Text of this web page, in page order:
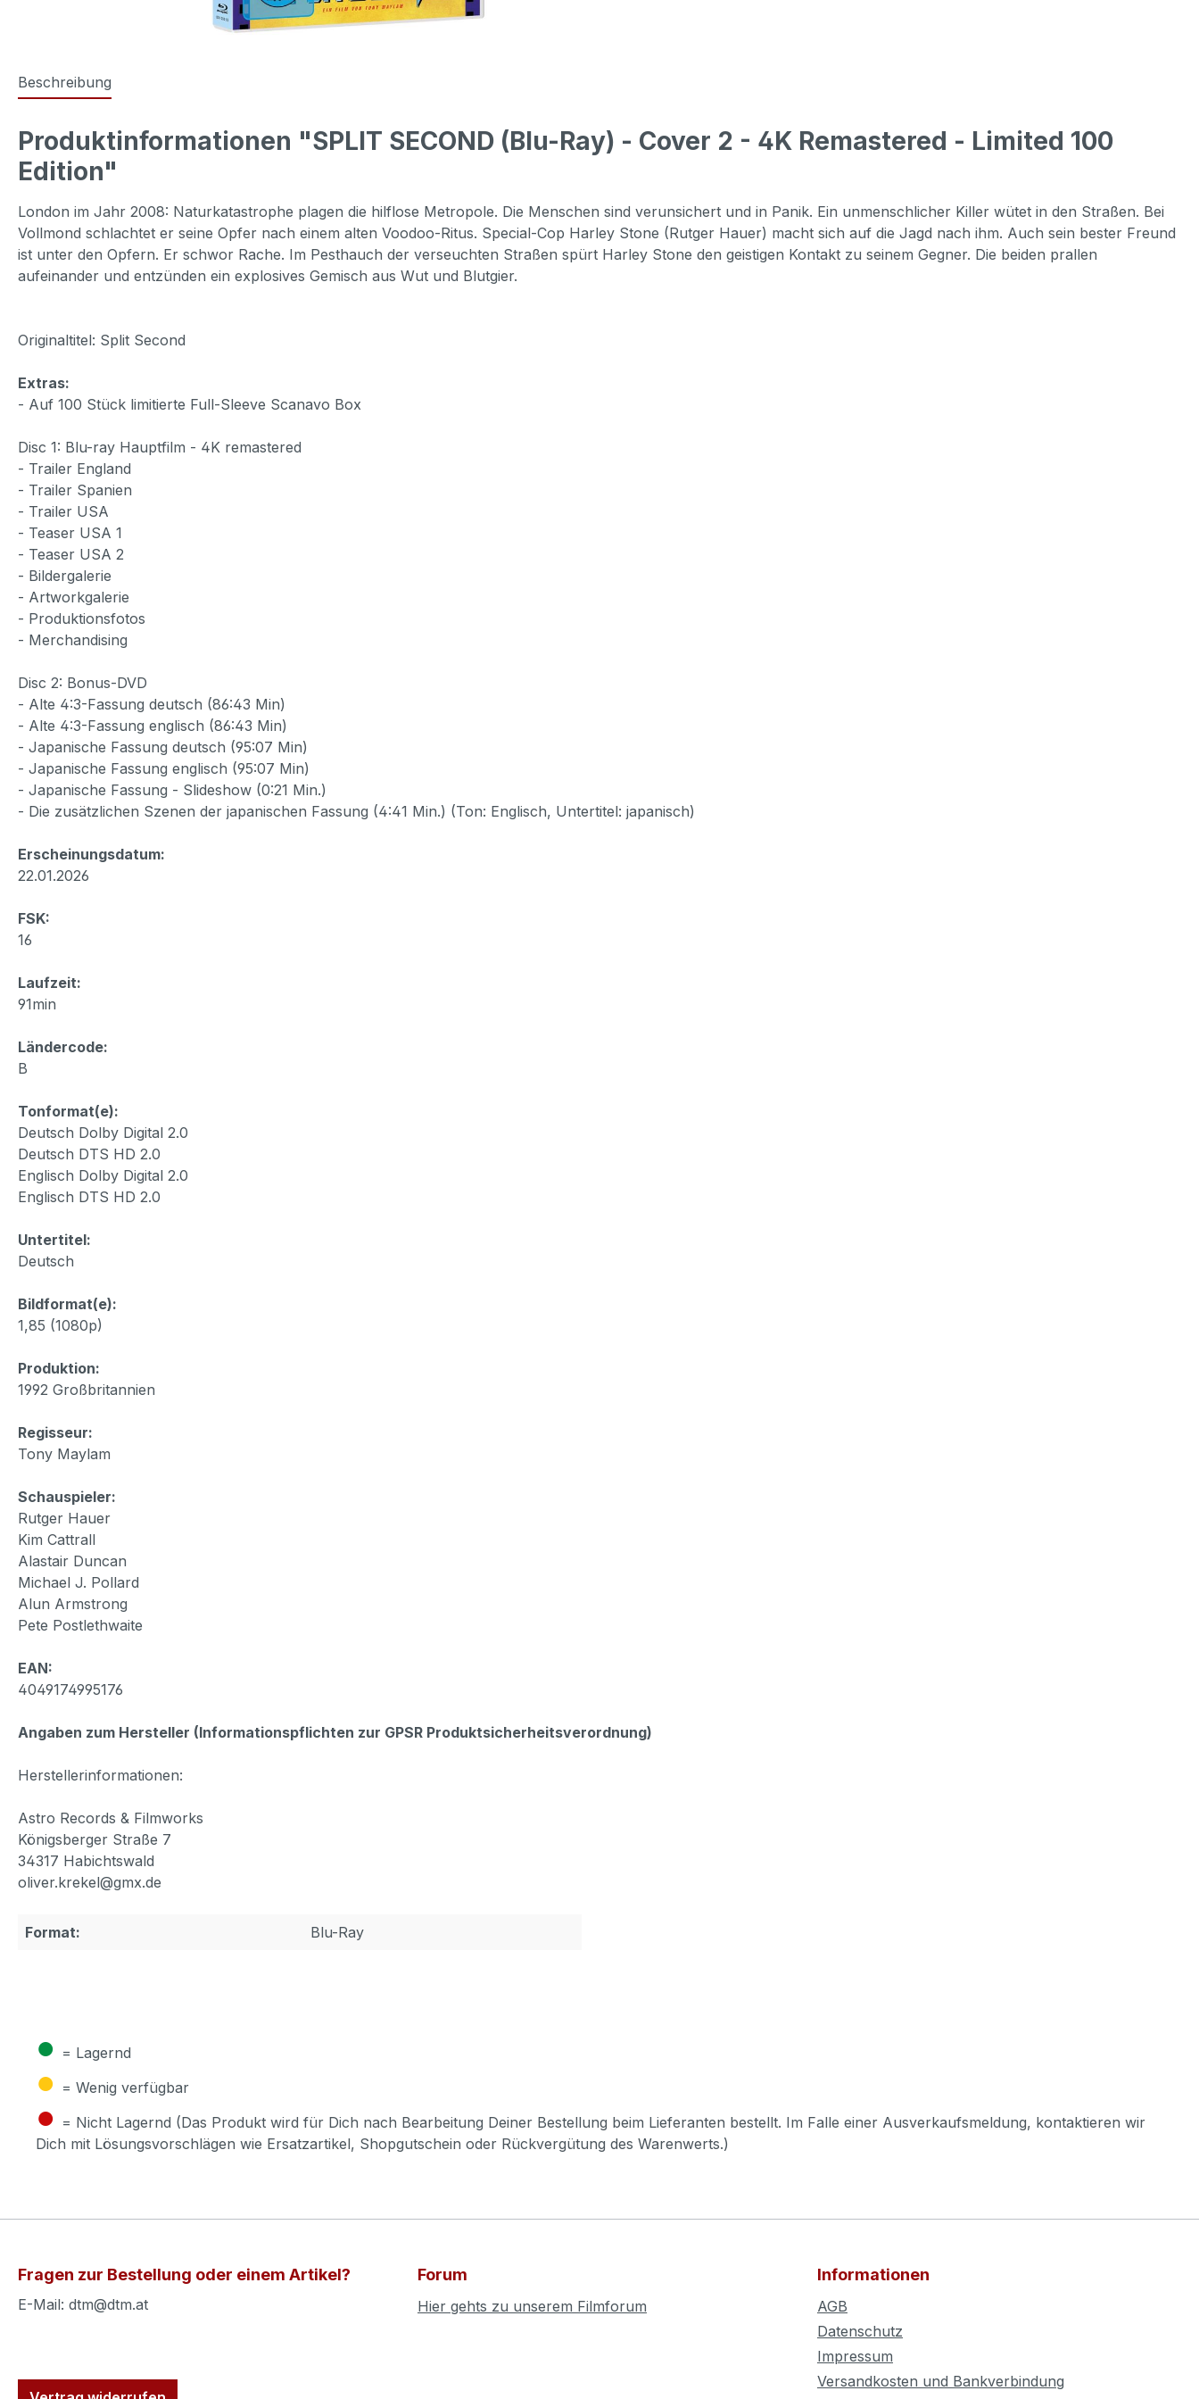
Beschreibung
Produktinformationen "SPLIT SECOND (Blu-Ray) - Cover 2 - 4K Remastered - Limited 100
Edition"
London im Jahr 2008: Naturkatastrophe plagen die hilflose Metropole. Die Menschen sind verunsichert und in Panik. Ein unmenschlicher Killer wütet in den Straßen. Bei
Vollmond schlachtet er seine Opfer nach einem alten Voodoo-Ritus. Special-Cop Harley Stone (Rutger Hauer) macht sich auf die Jagd nach ihm. Auch sein bester Freund
ist unter den Opfern. Er schwor Rache. Im Pesthauch der verseuchten Straßen spürt Harley Stone den geistigen Kontakt zu seinem Gegner. Die beiden prallen
aufeinander und entzünden ein explosives Gemisch aus Wut und Blutgier.
Originaltitel: Split Second
Extras:
- Auf 100 Stück limitierte Full-Sleeve Scanavo Box
Disc 1: Blu-ray Hauptfilm - 4K remastered
- Trailer England
- Trailer Spanien
- Trailer USA
- Teaser USA 1
- Teaser USA 2
- Bildergalerie
- Artworkgalerie
- Produktionsfotos
- Merchandising
Disc 2: Bonus-DVD
- Alte 4:3-Fassung deutsch (86:43 Min)
- Alte 4:3-Fassung englisch (86:43 Min)
- Japanische Fassung deutsch (95:07 Min)
- Japanische Fassung englisch (95:07 Min)
- Japanische Fassung - Slideshow (0:21 Min.)
- Die zusätzlichen Szenen der japanischen Fassung (4:41 Min.) (Ton: Englisch, Untertitel: japanisch)
Erscheinungsdatum:
22.01.2026
FSK:
16
Laufzeit:
91min
Ländercode:
B
Tonformat(e):
Deutsch Dolby Digital 2.0
Deutsch DTS HD 2.0
Englisch Dolby Digital 2.0
Englisch DTS HD 2.0
Untertitel:
Deutsch
Bildformat(e):
1,85 (1080p)
Produktion:
1992 Großbritannien
Regisseur:
Tony Maylam
Schauspieler:
Rutger Hauer
Kim Cattrall
Alastair Duncan
Michael J. Pollard
Alun Armstrong
Pete Postlethwaite
EAN:
4049174995176
Angaben zum Hersteller (Informationspflichten zur GPSR Produktsicherheitsverordnung)
Herstellerinformationen:
Astro Records & Filmworks
Königsberger Straße 7
34317 Habichtswald
oliver.krekel@gmx.de
Format: Blu-Ray
● = Lagernd
● = Wenig verfügbar
● = Nicht Lagernd (Das Produkt wird für Dich nach Bearbeitung Deiner Bestellung beim Lieferanten bestellt. Im Falle einer Ausverkaufsmeldung, kontaktieren wir
Dich mit Lösungsvorschlägen wie Ersatzartikel, Shopgutschein oder Rückvergütung des Warenwerts.)
Fragen zur Bestellung oder einem Artikel?
E-Mail: dtm@dtm.at
Forum
Hier gehts zu unserem Filmforum
Informationen
AGB
Datenschutz
Impressum
Versandkosten und Bankverbindung